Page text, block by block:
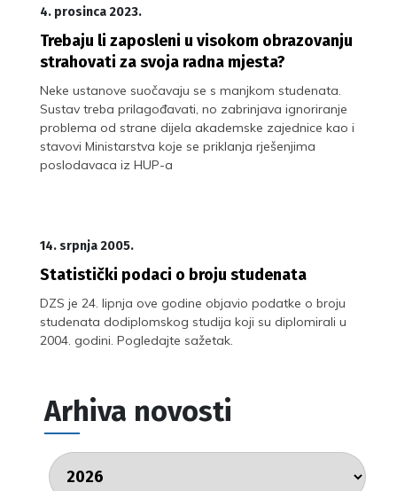
4. prosinca 2023.
Trebaju li zaposleni u visokom obrazovanju
strahovati za svoja radna mjesta?
Neke ustanove suočavaju se s manjkom studenata.
Sustav treba prilagođavati, no zabrinjava ignoriranje
problema od strane dijela akademske zajednice kao i
stavovi Ministarstva koje se priklanja rješenjima
poslodavaca iz HUP-a
14. srpnja 2005.
Statistički podaci o broju studenata
DZS je 24. lipnja ove godine objavio podatke o broju
studenata dodiplomskog studija koji su diplomirali u
2004. godini. Pogledajte sažetak.
Arhiva novosti